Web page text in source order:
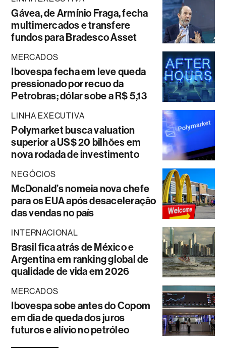
Gávea, de Armínio Fraga, fecha
multimercados e transfere
fundos para Bradesco Asset
MERCADOS
Ibovespa fecha em leve queda
pressionado por recuo da
Petrobras; dólar sobe a R$ 5,13
LINHA EXECUTIVA
Polymarket busca valuation
superior a US$ 20 bilhões em
nova rodada de investimento
NEGÓCIOS
McDonald’s nomeia nova chefe
para os EUA após desaceleração
das vendas no país
INTERNACIONAL
Brasil fica atrás de México e
Argentina em ranking global de
qualidade de vida em 2026
MERCADOS
Ibovespa sobe antes do Copom
em dia de queda dos juros
futuros e alívio no petróleo